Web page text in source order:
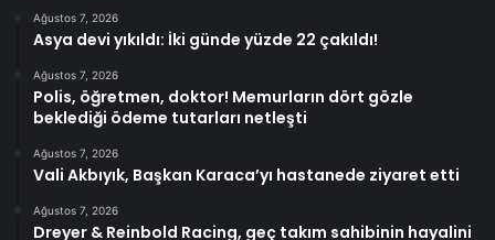
Ağustos 7, 2026
Asya devi yıkıldı: İki günde yüzde 22 çakıldı!
Ağustos 7, 2026
Polis, öğretmen, doktor! Memurların dört gözle
beklediği ödeme tutarları netleşti
Ağustos 7, 2026
Vali Akbıyık, Başkan Karaca’yı hastanede ziyaret etti
Ağustos 7, 2026
Dreyer & Reinbold Racing, geç takım sahibinin hayalini